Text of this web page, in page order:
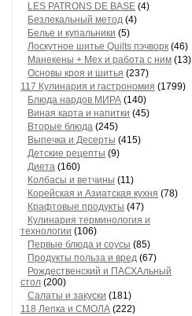
LES PATRONS DE BASE (4)
Безлекальный метод (4)
Белье и купальники (5)
Лоскутное шитье Quilts пэчворк (46)
Манекены + Мех и работа с ним (13)
Основы кроя и шитья (237)
117 Кулинария и гастрономия (1799)
Блюда нардов МИРА (140)
Виная карта и напитки (45)
Вторые блюда (245)
Выпечка и Десерты (415)
Детские рецепты (9)
Диета (160)
Колбасы и ветчины (11)
Корейская и Азиатская кухня (78)
Крафтовые продукты (47)
Кулинария терминология и
технологии (106)
Первые блюда и соусы (85)
Продукты польза и вред (67)
Рождественский и ПАСХАльный
стол (200)
Салаты и закуски (181)
118 Лепка и СМОЛА (222)